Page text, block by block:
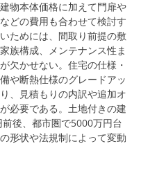
物本体価格に加えて門扉や
どの費用も合わせて検討す
ためには、間取り前提の敷
族構成、メンテナンス性ま
欠かせない。住宅の仕様・
や断熱仕様のグレードアッ
、見積もりの内訳や追加オ
必要である。土地付きの建
後、都市圏で5000万円台
形状や法規制によって変動